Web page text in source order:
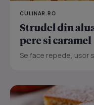
CULINAR.RO
Strudel din
pere si caramel
Se face repede, usor